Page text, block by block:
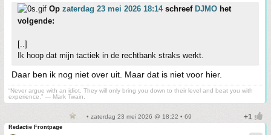
Op zaterdag 23 mei 2026 18:14schreef DJMO het
volgende:
[..]
Ik hoop dat mijn tactiek in de rechtbank straks werkt.
Daar ben ik nog niet over uit. Maar dat is niet voor hier.
“Never argue with an idiot. They will only bring you down to their level and beat you with
experience.” ― Mark Twain.
• zaterdag 23 mei 2026 @ 18:22 • 69
Redactie Frontpage